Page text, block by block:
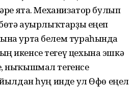
ята. Механизатор булып
ауырлыҡтарҙы еңеп
урта белем тураһында
икенсе тегеү цехына эшкә
ныҡышмал тегенсе
һуң инде ул Өфө еңел